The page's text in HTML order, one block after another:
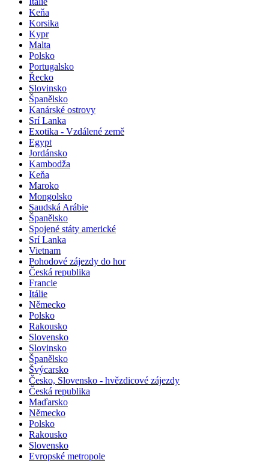
Keňa
Korsika
Kypr
Malta
Polsko
Portugalsko
Řecko
Slovinsko
Španělsko
Kanárské ostrovy
Srí Lanka
Exotika - Vzdálené země
Egypt
Jordánsko
Kambodža
Keňa
Maroko
Mongolsko
Saudská Arábie
Španělsko
Spojené státy americké
Srí Lanka
Vietnam
Pohodové zájezdy do hor
Česká republika
Francie
Itálie
Německo
Polsko
Rakousko
Slovensko
Slovinsko
Španělsko
Švýcarsko
Česko, Slovensko - hvězdicové zájezdy
Česká republika
Maďarsko
Německo
Polsko
Rakousko
Slovensko
Evropské metropole